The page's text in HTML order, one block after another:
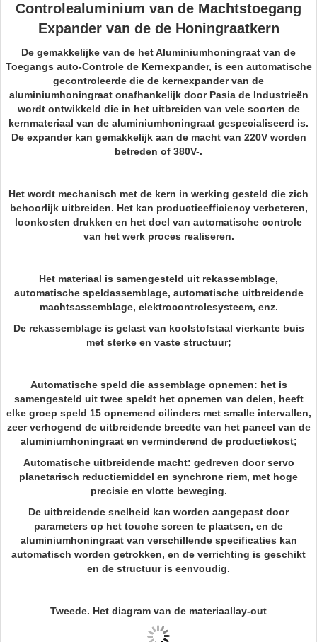
Controlealuminium van de Machtstoegang
Expander van de de Honingraatkern
De gemakkelijke van de het Aluminiumhoningraat van de
Toegangs auto-Controle de Kernexpander, is een automatische
gecontroleerde die de kernexpander van de
aluminiumhoningraat onafhankelijk door Pasia de Industrieën
wordt ontwikkeld die in het uitbreiden van vele soorten de
kernmateriaal van de aluminiumhoningraat gespecialiseerd is.
De expander kan gemakkelijk aan de macht van 220V worden
betreden of 380V-.
Het wordt mechanisch met de kern in werking gesteld die zich
behoorlijk uitbreiden. Het kan productieefficiency verbeteren,
loonkosten drukken en het doel van automatische controle
van het werk proces realiseren.
Het materiaal is samengesteld uit rekassemblage,
automatische speldassemblage, automatische uitbreidende
machtsassemblage, elektrocontrolesysteem, enz.
De rekassemblage is gelast van koolstofstaal vierkante buis
met sterke en vaste structuur;
Automatische speld die assemblage opnemen: het is
samengesteld uit twee speldt het opnemen van delen, heeft
elke groep speld 15 opnemend cilinders met smalle intervallen,
zeer verhogend de uitbreidende breedte van het paneel van de
aluminiumhoningraat en verminderend de productiekost;
Automatische uitbreidende macht: gedreven door servo
planetarisch reductiemiddel en synchrone riem, met hoge
precisie en vlotte beweging.
De uitbreidende snelheid kan worden aangepast door
parameters op het touche screen te plaatsen, en de
aluminiumhoningraat van verschillende specificaties kan
automatisch worden getrokken, en de verrichting is geschikt
en de structuur is eenvoudig.
Tweede. Het diagram van de materiaallay-out